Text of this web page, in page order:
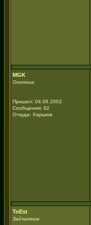
MGK
Охотник
Пришел: 04.06.2002
Сообщения: 62
Откуда: Харьков
ToEst
Зайчатник